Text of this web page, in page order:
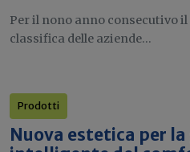
Per il nono anno consecutivo
classifica delle aziende...
Prodotti
Nuova estetica per